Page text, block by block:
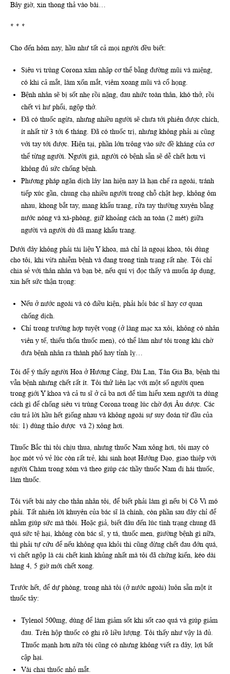
Bây giờ, xin thong thả vào bài…
* * *
Cho đến hôm nay, hầu như tất cả mọi người đều biết:
Siêu vi trùng Corona xâm nhập cơ thể bằng đường mũi và miệng,
có khi cả mắt, làm xốn mắt, viêm xoang mũi và cổ họng.
Bệnh nhân sẽ bị sốt nhẹ rồi nặng, đau nhức toàn thân, khó thở, rồi
chết vì hư phổi, ngộp thở.
Đã có thuốc ngừa, nhưng nhiều người sẽ chưa tới phiên được chích,
ít nhất từ 3 tới 6 tháng. Đã có thuốc trị, nhưng không phải ai cũng
với tay tới được. Hiện tại, phần lớn trông vào sức đề kháng của cơ
thể từng người. Người già, người có bệnh sẵn sẽ dễ chết hơn vì
không đủ sức chống bệnh.
Phương pháp ngăn dịch lây lan hiện nay là hạn chế ra ngoài, tránh
tiếp xúc gần, chung chạ nhiều người trong chỗ chật hẹp, không ôm
nhau, khong bắt tay, mang khẩu trang, rửa tay thường xuyên bằng
nước nóng và xà-phòng, giữ khoảng cách an toàn (2 mét) giữa
người và người dù đã mang khẩu trang.
Dưới đây không phải tài liệu Y khoa, mà chỉ là ngoại khoa, tôi dùng
cho tôi, khi vừa nhiễm bệnh và đang trong tình trạng rất nhẹ. Tôi chỉ
chia sẻ với thân nhân và bạn bè, nếu quí vị đọc thấy và muốn áp dụng,
xin hết sức thận trọng:
Nếu ở nước ngoài và có điều kiện, phải hỏi bác sĩ hay cơ quan
chống dịch.
Chỉ trong trường hợp tuyệt vọng (ở làng mạc xa xôi, không có nhân
viên y tế, thiếu thốn thuốc men), có thể làm như tôi trong khi chờ
đưa bệnh nhân ra thành phố hay tỉnh lỵ…
Tôi để ý thấy người Hoa ở Hương Cảng, Đài Lan, Tân Gia Ba, bệnh thì
vẫn bệnh nhưng chết rất ít. Tôi thử liên lạc với một số người quen
trong giới Y khoa và cả tu sĩ ở cả ba nơi để tìm hiểu xem người ta dùng
cách gì để chống siêu vi trùng Corona trong lúc chờ đợi Âu dược. Các
câu trả lời hầu hết giống nhau và không ngoài sự suy đoán từ đầu của
tôi: 1) dùng thảo dược và 2) xông hơi.
Thuốc Bắc thì tôi chịu thua, nhưng thuốc Nam xông hơi, tôi may có
học mót vỏ vẻ lúc còn rất trẻ, khi sinh hoạt Hướng Đạo, giao thiệp với
người Chàm trong xóm và theo giúp các thầy thuốc Nam đi hái thuốc,
làm thuốc.
Tôi viết bài này cho thân nhân tôi, để biết phải làm gì nếu bị Cô Vi mó
phải. Tất nhiên lời khuyên của bác sĩ là chính, còn phần sau đây chỉ để
nhằm giúp sức mà thôi. Hoặc giả, biết đâu đến lúc tình trạng chung đã
quá sức tệ hại, không còn bác sĩ, y tá, thuốc men, giường bệnh gì nữa,
thì phải tự cứu để nếu không qua khỏi thì cũng đừng chết đau đớn quá,
vì chết ngộp là cái chết kinh khủng nhất mà tôi đã chứng kiến, kéo dài
hàng 4, 5 giờ mới chết xong.
Trước hết, để dự phòng, trong nhà tôi (ở nước ngoài) luôn sẵn một ít
thuốc tây:
Tylenol 500mg, dùng để làm giảm sốt khi sốt cao quá và giúp giảm
đau. Trên hộp thuốc có ghi rõ liều lượng. Tôi thấy như vậy là đủ.
Thuốc mạnh hơn nữa tôi cũng có nhưng không viết ra đây, lợi bất
cập hại.
Vài chai thuốc nhỏ mắt.